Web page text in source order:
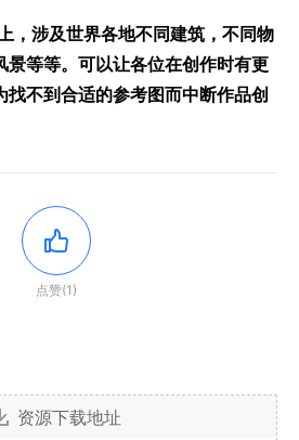
，涉及世界各地不同建筑，不同物
景等等。可以让各位在创作时有更
不到合适的参考图而中断作品创
点赞(1)
资源下载地址